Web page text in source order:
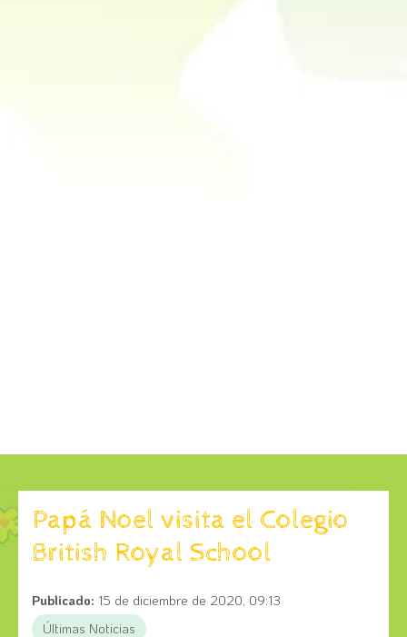
Papá Noel visita el Colegio
British Royal School
Publicado: 15 de diciembre de 2020, 09:13
Últimas Noticias